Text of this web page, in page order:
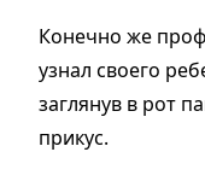
Конечно же
узнал своего
заглянув в рот
прикус.